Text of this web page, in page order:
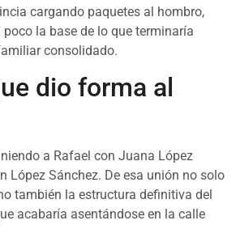
cargando paquetes al hombro,
la base de lo que terminaría
consolidado.
dio forma al
a Rafael con Juana López
López Sánchez. De esa unión no solo
también la estructura definitiva del
acabaría asentándose en la calle